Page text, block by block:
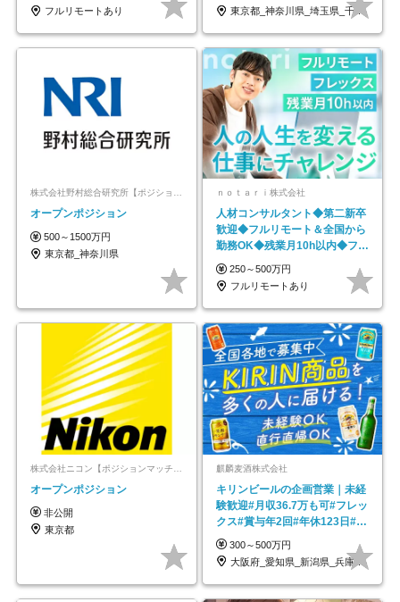
フルリモートあり
東京都_神奈川県_埼玉県_千葉県_大阪府…
株式会社野村総合研究所【ポジションマッチ登録】
オープンポジション
500～1500万円
東京都_神奈川県
ｎｏｔａｒｉ株式会社
人材コンサルタント◆第二新卒
歓迎◆フルリモート＆全国から
勤務OK◆残業月10h以内◆フレ
ックス制
250～500万円
フルリモートあり
オープンポジション
非公開
東京都
麒麟麦酒株式会社
キリンビールの企画営業｜未経
験歓迎#月収36.7万も可#フレッ
クス#賞与年2回#年休123日#完
全週休2日制
300～500万円
大阪府_愛知県_新潟県_兵庫県_福岡県